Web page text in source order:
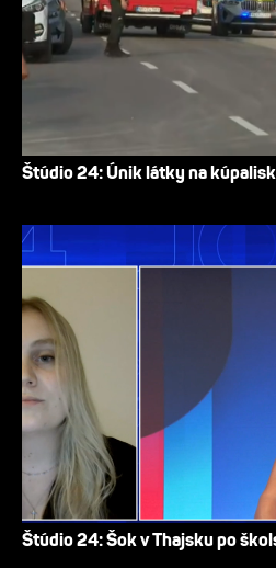
Štúdio 24: Únik látky na
Štúdio 24: Šok v Thajsku po